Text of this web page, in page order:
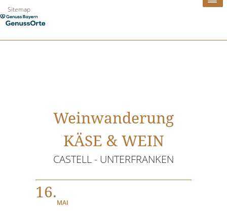
Zum
Inhalt
Sitemap
Weinwanderung
KÄSE & WEIN
CASTELL - UNTERFRANKEN
16.
MAI